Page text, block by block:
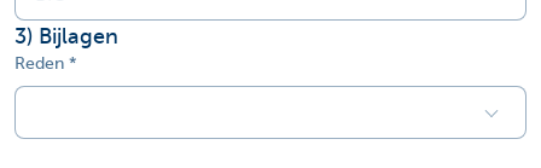
3) Bijlagen
Reden